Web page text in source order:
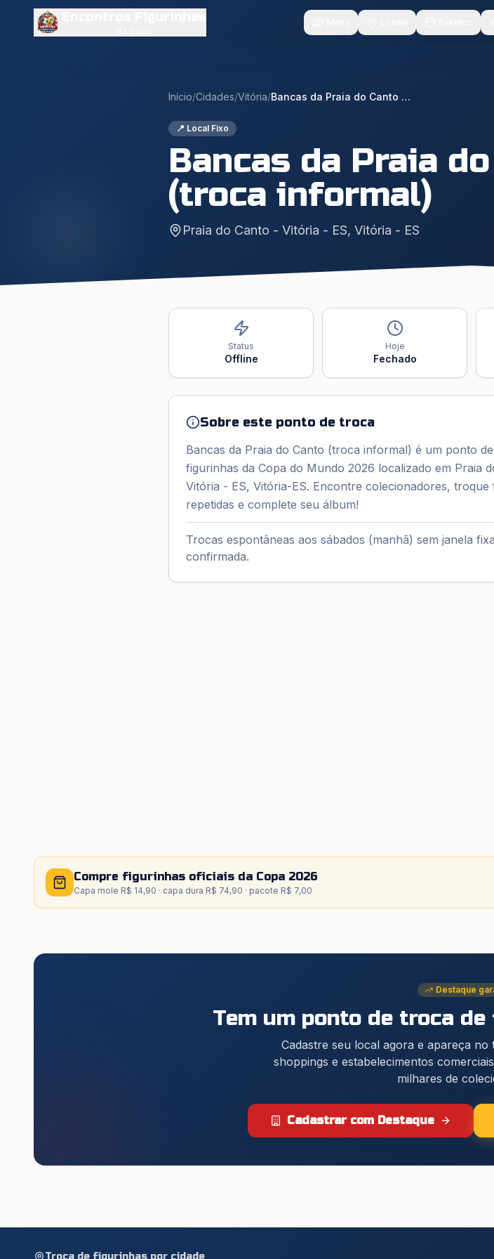
Início/Cidades/Vitória/ Bancas da Praia do Canto (troca informal)
📍 Local Fixo
Bancas da Praia
(troca informal)
Praia do Canto - Vitória - ES, Vitória - ES
Status
Offline
Hoje
Fechado
Sobre este ponto de troca
Bancas da Praia do Canto (troca informal) é um ponto
figurinhas da Copa do Mundo 2026 localizado em Praia
Vitória - ES, Vitória-ES. Encontre colecionadores, troque
repetidas e complete seu álbum!
Trocas espontâneas aos sábados (manhã) sem janela fixa
confirmada.
Compre figurinhas oficiais da Copa 2026
Capa mole R$ 14,90 · capa dura R$ 74,90 · pacote R$ 7,00
Destaque
Tem um ponto de troca
Cadastre seu local agora e apareça no
shoppings e estabelecimentos
milhares de
Cadastrar com Destaque
Troca de figurinhas por cidade